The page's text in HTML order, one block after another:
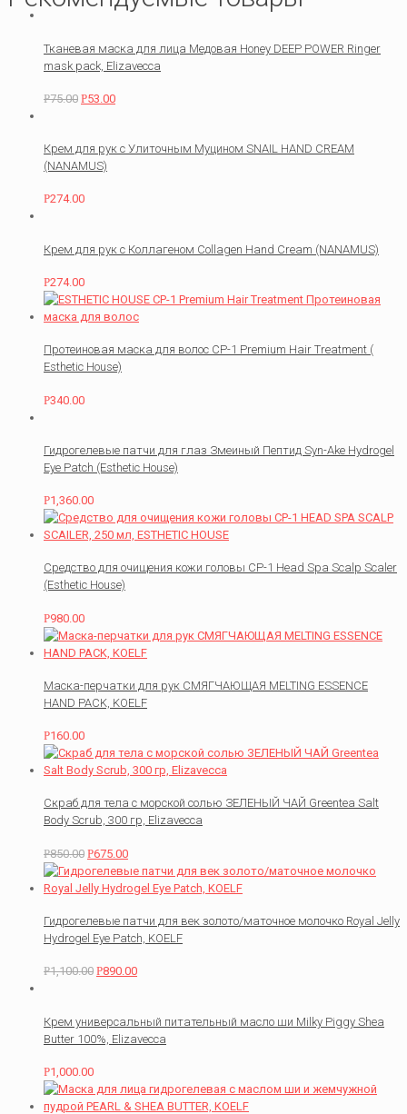
Тканевая маска для лица Медовая Honey DEEP POWER Ringer
mask pack, Elizavecca
Р75.00 Р53.00
Крем для рук с Улиточным Муцином SNAIL HAND CREAM
(NANAMUS)
Р274.00
Крем для рук с Коллагеном Collagen Hand Cream (NANAMUS)
Р274.00
Протеиновая маска для волос СР-1 Premium Hair Treatment (
Esthetic House)
Р340.00
Гидрогелевые патчи для глаз Змеиный Пептид Syn-Ake Hydrogel
Eye Patch (Esthetic House)
Р1,360.00
Средство для очищения кожи головы CP-1 Head Spa Scalp Scaler
(Esthetic House)
Р980.00
Маска-перчатки для рук СМЯГЧАЮЩАЯ MELTING ESSENCE
HAND PACK, KOELF
Р160.00
Скраб для тела с морской солью ЗЕЛЕНЫЙ ЧАЙ Greentea Salt
Body Scrub, 300 гр, Elizavecca
Р850.00 Р675.00
Гидрогелевые патчи для век золото/маточное молочко Royal Jelly
Hydrogel Eye Patch, KOELF
Р1,100.00 Р890.00
Крем универсальный питательный масло ши Milky Piggy Shea
Butter 100%, Elizavecca
Р1,000.00